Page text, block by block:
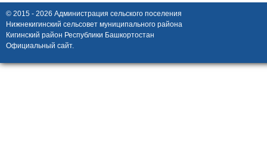
© 2015 - 2026 Администрация сельского поселения
Нижнекигинский сельсовет муниципального района
Кигинский район Республики Башкортостан
Официальный сайт.